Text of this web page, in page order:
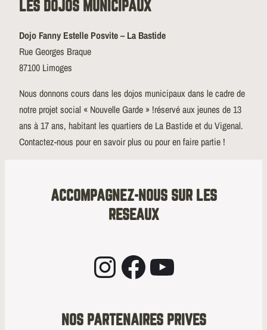
LES DOJOS MUNICIPAUX
Dojo Fanny Estelle Posvite – La Bastide
Rue Georges Braque
87100 Limoges
Nous donnons cours dans les dojos municipaux dans le cadre de
notre projet social « Nouvelle Garde » !réservé aux jeunes de 13
ans à 17 ans, habitant les quartiers de La Bastide et du Vigenal.
Contactez-nous pour en savoir plus ou pour en faire partie !
ACCOMPAGNEZ-NOUS SUR LES
RESEAUX
Instagram Facebook YouTube
NOS PARTENAIRES PRIVES